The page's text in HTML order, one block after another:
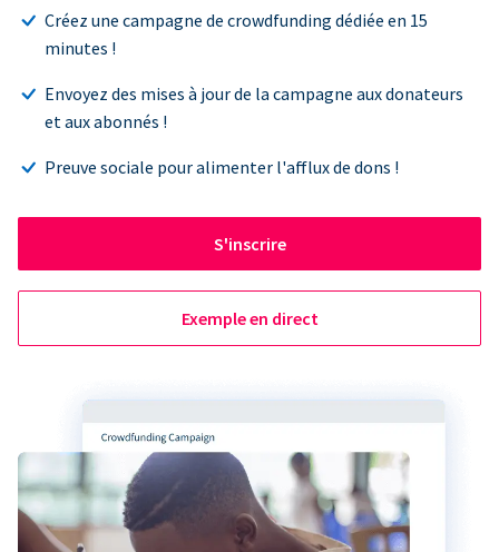
Créez une campagne de crowdfunding dédiée en 15
minutes !
Envoyez des mises à jour de la campagne aux donateurs
et aux abonnés !
Preuve sociale pour alimenter l'afflux de dons !
S'inscrire
Exemple en direct